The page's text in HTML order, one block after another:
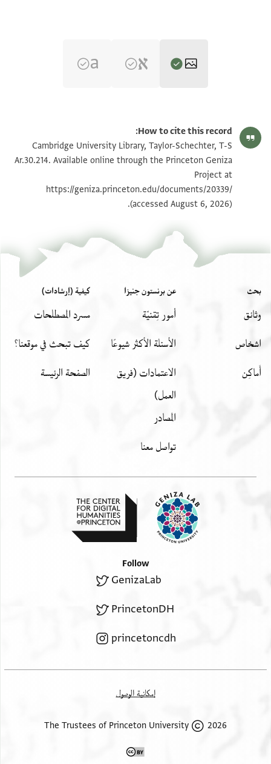
T-S Ar.30.214 1v
عرض :T-S Ar.30.214
بيان أذونات الصورة
How to cite this record:
Cambridge University Library, Taylor-Schechter, T-S
Ar.30.214. Available online through the Princeton Geniza
Project at
https://geniza.princeton.edu/documents/20339/
(accessed August 6, 2026).
بحث
وثائق
اشخاص
أَماكِن
عن برنستون جنيزا
أمور تِقنيّة
الأسئلة الأكثر شيوعًا
الاعتمادات (فريق
العمل)
المصادر
تواصل معنا
كيفية (إرشادات)
مسرد المصطلحات
كيف تبحث في موقعنا؟
الصفحة الرئيسة
Follow
GenizaLab
PrincetonDH
princetoncdh
إمكانية الوصول
2026 The Trustees of Princeton University